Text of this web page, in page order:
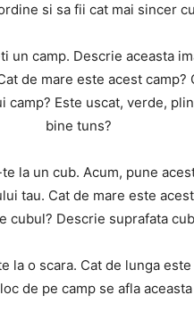
si sa fii cat mai sincer
un camp. Descrie aceasta
de mare este acest camp?
camp? Este uscat, verde,
bine tuns?
la un cub. Acum, pune
tau. Cat de mare este
cubul? Descrie suprafata
la o scara. Cat de lunga
de pe camp se afla